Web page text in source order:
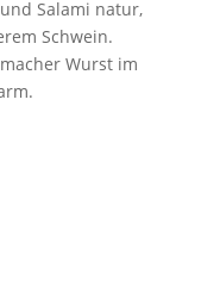
Salami natur,
Schwein.
Wurst im